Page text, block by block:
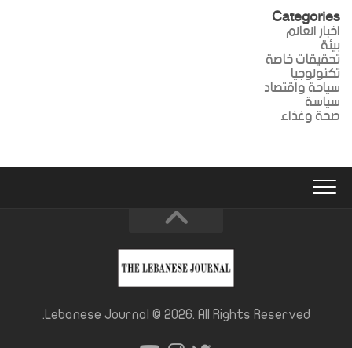
Categories
اخبار العالم
بيئة
تحقيقات خاصة
تكنولوجيا
سياحة واقتصاد
سياسة
صحة وغذاء
Lebanese Journal © 2026. All Rights Reserved.